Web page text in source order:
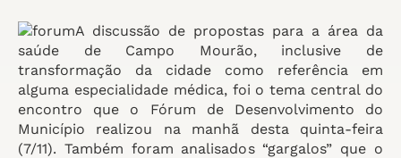
A discussão de propostas para a área da
saúde de Campo Mourão, inclusive de
transformação da cidade como referência em
alguma especialidade médica, foi o tema central do
encontro que o Fórum de Desenvolvimento do
Município realizou na manhã desta quinta-feira
(7/11). Também foram analisados “gargalos” que o